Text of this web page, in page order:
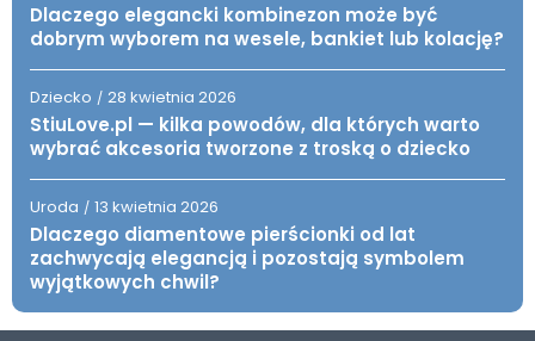
Dlaczego elegancki kombinezon może być
dobrym wyborem na wesele, bankiet lub kolację?
Dziecko / 28 kwietnia 2026
StiuLove.pl — kilka powodów, dla których warto
wybrać akcesoria tworzone z troską o dziecko
Uroda / 13 kwietnia 2026
Dlaczego diamentowe pierścionki od lat
zachwycają elegancją i pozostają symbolem
wyjątkowych chwil?